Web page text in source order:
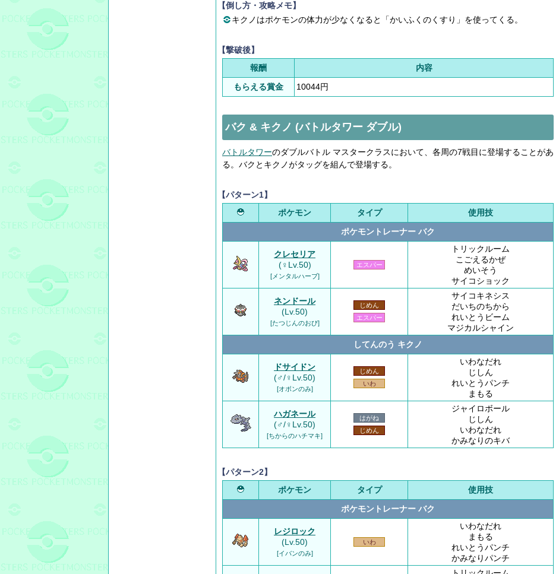
【倒し方・攻略メモ】
キクノはポケモンの体力が少なくなると「かいふくのくすり」を使ってくる。
【撃破後】
報酬
内容
もらえる賞金
10044円
バク & キクノ (バトルタワー ダブル)
バトルタワーのダブルバトル マスタークラスにおいて、各周の7戦目に登場することがあ
る。バクとキクノがタッグを組んで登場する。
【パターン1】
ポケモン
タイプ
使用技
ポケモントレーナー バク
クレセリア
(♀Lv.50)
[メンタルハーブ]
エスパー
トリックルーム
こごえるかぜ
めいそう
サイコショック
ネンドール
(Lv.50)
[たつじんのおび]
じめん
エスパー
サイコキネシス
だいちのちから
れいとうビーム
マジカルシャイン
してんのう キクノ
ドサイドン
(♂/♀Lv.50)
[オボンのみ]
じめん
いわ
いわなだれ
じしん
れいとうパンチ
まもる
ハガネール
(♂/♀Lv.50)
[ちからのハチマキ]
はがね
じめん
ジャイロボール
じしん
いわなだれ
かみなりのキバ
【パターン2】
ポケモン
タイプ
使用技
ポケモントレーナー バク
レジロック
(Lv.50)
[イバンのみ]
いわ
いわなだれ
まもる
れいとうパンチ
かみなりパンチ